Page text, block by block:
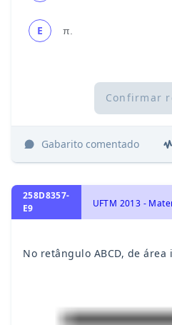
E π.
Confirmar
Gabarito comentado
258D8357-
E9
No retângulo ABCD, de área